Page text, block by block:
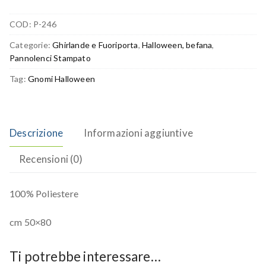
COD: P-246
Categorie:Ghirlande e Fuoriporta,Halloween, befana,
Pannolenci Stampato
Tag: Gnomi Halloween
Descrizione Informazioni aggiuntive
Recensioni (0)
100% Poliestere
cm 50×80
Ti potrebbe interessare…